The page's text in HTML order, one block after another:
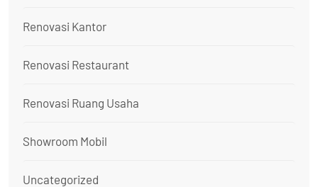
Renovasi Kantor
Renovasi Restaurant
Renovasi Ruang Usaha
Showroom Mobil
Uncategorized